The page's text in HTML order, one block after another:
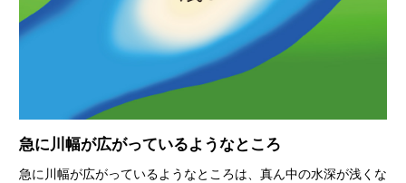
急に川幅が広がっているようなところ
急に川幅が広がっているようなところは、真ん中の水深が浅くな